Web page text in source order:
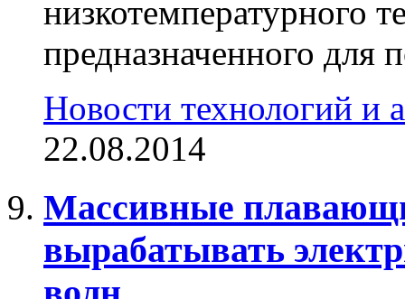
низкотемпературного
предназначенного для
Новости технологий и
22.08.2014
Массивные
вырабатывать